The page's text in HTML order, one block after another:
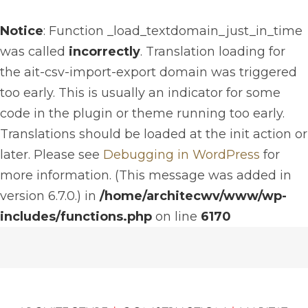
Notice: Function _load_textdomain_just_in_time
was called incorrectly. Translation loading for
the ait-csv-import-export domain was triggered
too early. This is usually an indicator for some
code in the plugin or theme running too early.
Translations should be loaded at the init action or
later. Please see Debugging in WordPress for
more information. (This message was added in
version 6.7.0.) in /home/architecwv/www/wp-
includes/functions.php on line 6170